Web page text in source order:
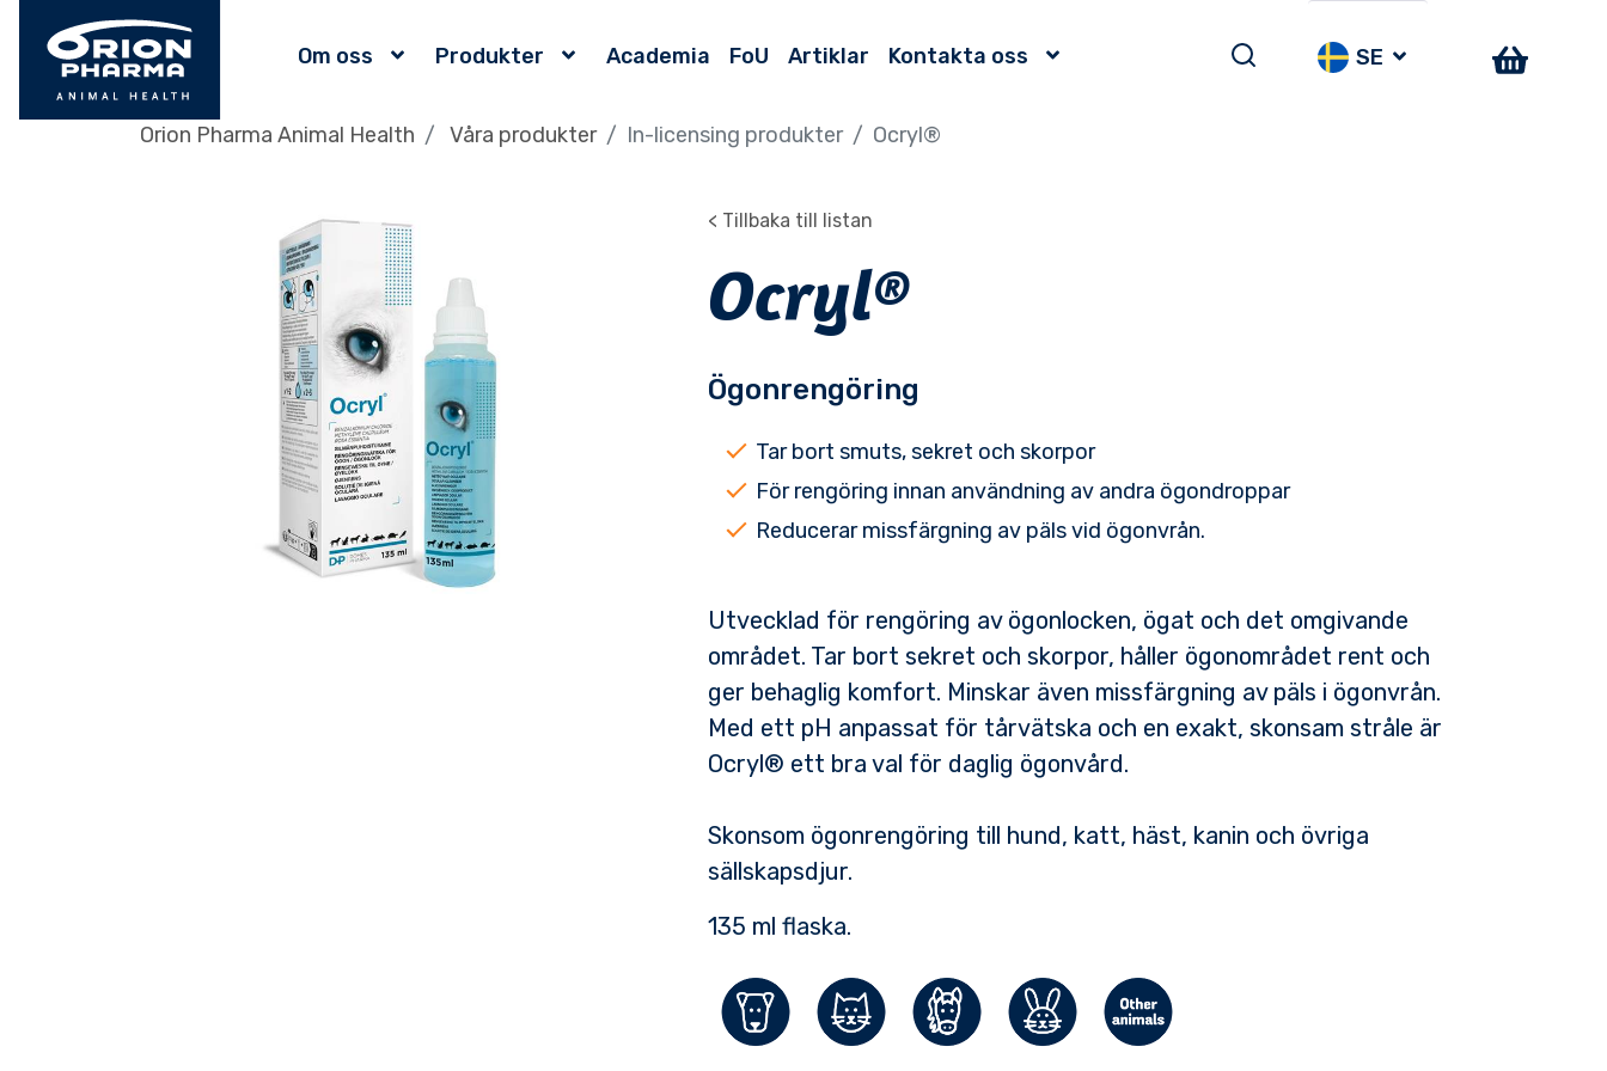
Om oss Produkter Academia FoU Artiklar Kontakta oss SE
Orion Pharma Animal Health Våra produkter In-licensing produkter Ocryl®
< Tillbaka till listan
Ocryl®
Ögonrengöring
Tar bort smuts, sekret och skorpor
För rengöring innan användning av andra ögondroppar
Reducerar missfärgning av päls vid ögonvrån.
Utvecklad för rengöring av ögonlocken, ögat och det omgivande
området. Tar bort sekret och skorpor, håller ögonområdet rent och
ger behaglig komfort. Minskar även missfärgning av päls i ögonvrån.
Med ett pH anpassat för tårvätska och en exakt, skonsam stråle är
Ocryl® ett bra val för daglig ögonvård.
Skonsom ögonrengöring till hund, katt, häst, kanin och övriga
sällskapsdjur.
135 ml flaska.